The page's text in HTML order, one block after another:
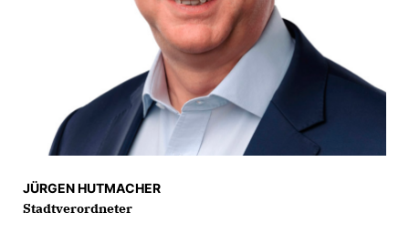
JÜRGEN HUTMACHER
Stadtverordneter